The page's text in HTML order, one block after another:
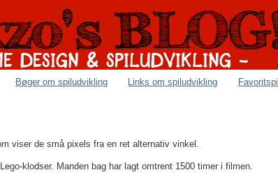
Bøger om spiludvikling Links om spiludvikling Favoritspil
viser de små pixels fra en ret alternativ vinkel.
klodser. Manden bag har lagt omtrent 1500 timer i filmen.